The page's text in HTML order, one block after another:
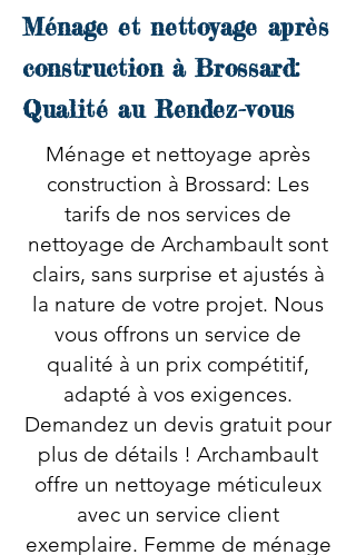
Ménage et nettoyage après
construction à Brossard:
Qualité au Rendez-vous
Ménage et nettoyage après
construction à Brossard: Les
tarifs de nos services de
nettoyage de Archambault sont
clairs, sans surprise et ajustés à
la nature de votre projet. Nous
vous offrons un service de
qualité à un prix compétitif,
adapté à vos exigences.
Demandez un devis gratuit pour
plus de détails ! Archambault
offre un nettoyage méticuleux
avec un service client
exemplaire. Femme de ménage